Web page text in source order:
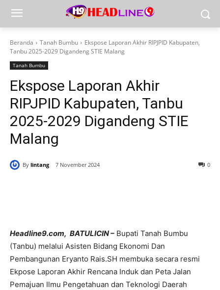
Beranda Tanah Bumbu
Ekspose Laporan Akhir RIPJPID Kabupaten,
Tanbu 2025-2029 Digandeng STIE Malang
Tanah Bumbu
Ekspose Laporan Akhir
RIPJPID Kabupaten, Tanbu
2025-2029 Digandeng STIE
Malang
By lintang 7 November 2024 0
Headline9.com, BATULICIN – Bupati Tanah Bumbu
(Tanbu) melalui Asisten Bidang Ekonomi Dan
Pembangunan Eryanto Rais.SH membuka secara resmi
Ekpose Laporan Akhir Rencana Induk dan Peta Jalan
Pemajuan Ilmu Pengetahuan dan Teknologi Daerah